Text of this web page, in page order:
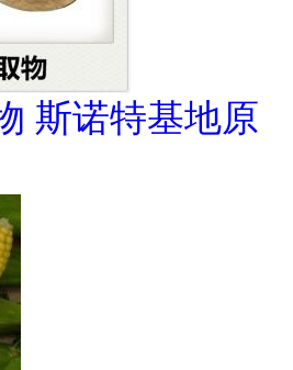
斯诺特基地原